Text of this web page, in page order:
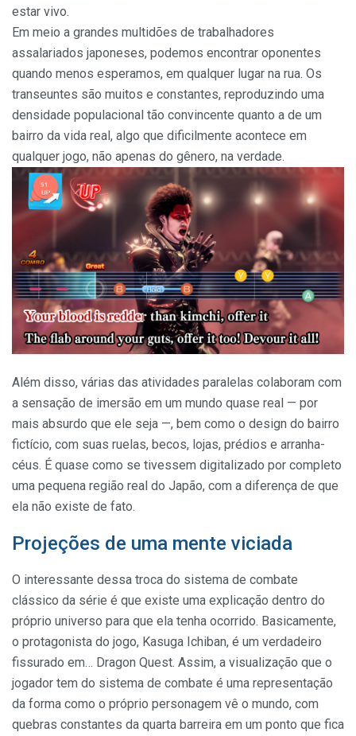
estar vivo.
Em meio a grandes multidões de trabalhadores
assalariados japoneses, podemos encontrar oponentes
quando menos esperamos, em qualquer lugar na rua. Os
transeuntes são muitos e constantes, reproduzindo uma
densidade populacional tão convincente quanto a de um
bairro da vida real, algo que dificilmente acontece em
qualquer jogo, não apenas do gênero, na verdade.
Além disso, várias das atividades paralelas colaboram com
a sensação de imersão em um mundo quase real — por
mais absurdo que ele seja —, bem como o design do bairro
fictício, com suas ruelas, becos, lojas, prédios e arranha-
céus. É quase como se tivessem digitalizado por completo
uma pequena região real do Japão, com a diferença de que
ela não existe de fato.
Projeções de uma mente viciada
O interessante dessa troca do sistema de combate
clássico da série é que existe uma explicação dentro do
próprio universo para que ela tenha ocorrido. Basicamente,
o protagonista do jogo, Kasuga Ichiban, é um verdadeiro
fissurado em… Dragon Quest. Assim, a visualização que o
jogador tem do sistema de combate é uma representação
da forma como o próprio personagem vê o mundo, com
quebras constantes da quarta barreira em um ponto que fica